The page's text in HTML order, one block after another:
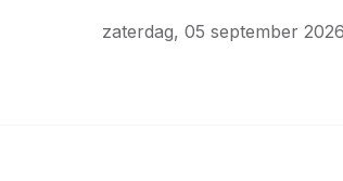
zaterdag, 05 september